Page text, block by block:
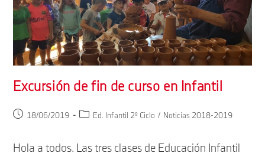
Excursión de fin de curso en Infantil
Publicación
entrada:
18/06/2019
Categoría
entrada:
Ed. Infantil 2º Ciclo / Noticias 2018-2019
Hola a todos. Las tres clases de Educación Infantil